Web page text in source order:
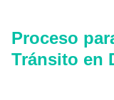
Proceso
Tránsito en